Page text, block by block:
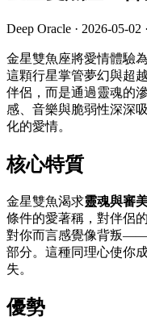
Deep Oracle · 2026-05-02 ·
金星雙魚座將愛情體驗
這顆行星掌管夢幻與超
伴侶，而是通過靈魂的
感、音樂與脆弱性深深
化的愛情。
核心特質
金星雙魚渴求靈魂與審
條件的愛著稱，對伴侶
對你而言感覺像背叛——
部分。這種同理心使你
失。
優勢